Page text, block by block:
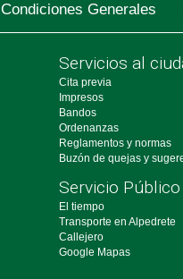
Condiciones Generales
Servicios al
Cita previa
Impresos
Bandos
Ordenanzas
Reglamentos y normas
Buzón de quejas y
Servicio Público
El tiempo
Transporte en Alpedrete
Callejero
Google Mapas